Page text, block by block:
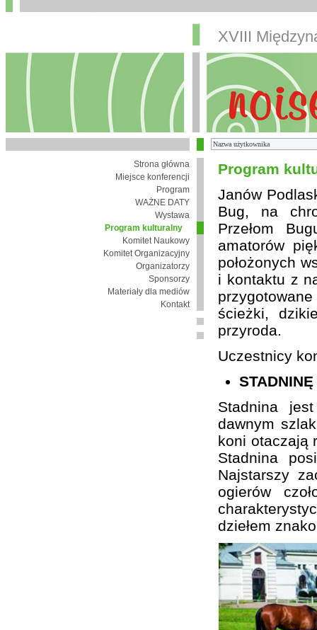
XVIII
Strona główna
Miejsce konferencji
Program
WAŻNE DATY
Wystawa
Program kulturalny
Komitet Naukowy
Komitet Organizacyjny
Organizatorzy
Sponsorzy
Materiały dla mediów
Kontakt
Program
Janów
Bug, na
Przełom
amatorów
położonych
i kontaktu z
ścieżki,
przyroda.
Uczestnicy
Stadnina
dawnym
koni otaczają
Stadnina
Najstarszy
ogierów
dziełem